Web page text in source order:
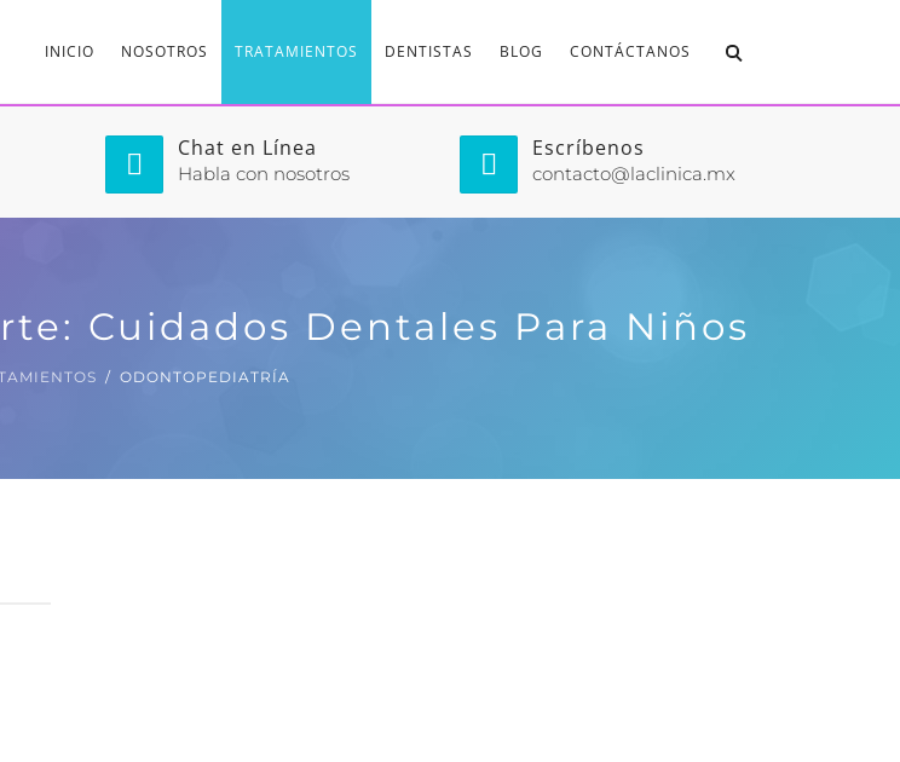
INICIO NOSOTROS TRATAMIENTOS DENTISTAS BLOG CONTÁCTANOS
Chat en Línea
Habla con nosotros
Escríbenos
contacto@laclinica.mx
Cuidados Dentales Para Niños
ODONTOPEDIATRÍA